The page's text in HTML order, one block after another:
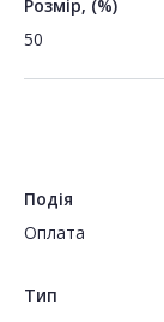
Розмір, (%)
50
Подія
Оплата
Тип